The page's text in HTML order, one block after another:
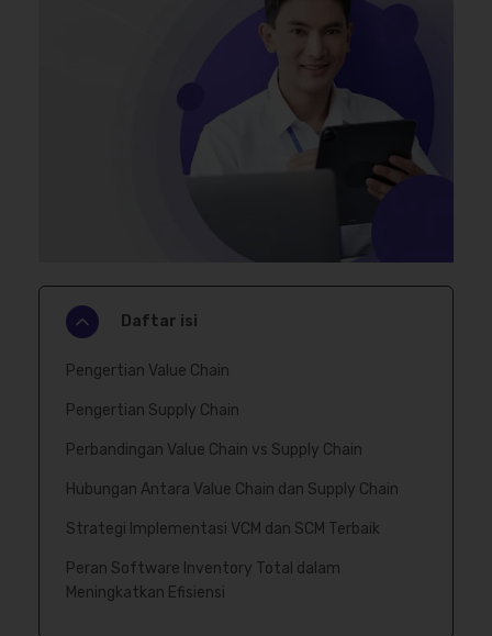
Daftar isi
Pengertian Value Chain
Pengertian Supply Chain
Perbandingan Value Chain vs Supply Chain
Hubungan Antara Value Chain dan Supply Chain
Strategi Implementasi VCM dan SCM Terbaik
Peran Software Inventory Total dalam
Meningkatkan Efisiensi